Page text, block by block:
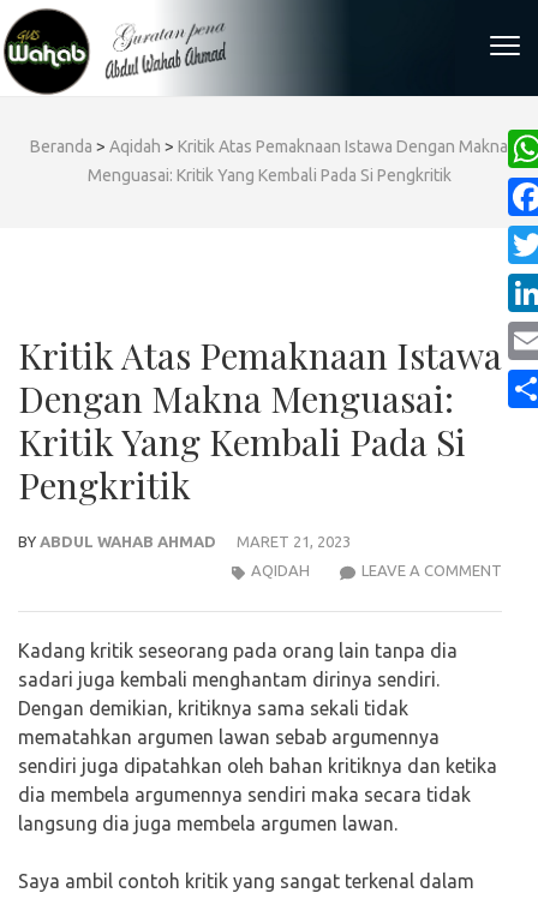
Skip
to
content
(Press
Beranda > Aqidah > Kritik Atas Pemaknaan Istawa Dengan Makna
Menguasai: Kritik Yang Kembali Pada Si Pengkritik
Kritik Atas Pemaknaan Istawa
Dengan Makna Menguasai:
Kritik Yang Kembali Pada Si
Pengkritik
BY ABDUL WAHAB AHMAD
MARET 21, 2023
LEAVE A COMMENT
AQIDAH
Kadang kritik seseorang pada orang lain tanpa dia
sadari juga kembali menghantam dirinya sendiri.
Dengan demikian, kritiknya sama sekali tidak
mematahkan argumen lawan sebab argumennya
sendiri juga dipatahkan oleh bahan kritiknya dan ketika
dia membela argumennya sendiri maka secara tidak
langsung dia juga membela argumen lawan.
Saya ambil contoh kritik yang sangat terkenal dalam